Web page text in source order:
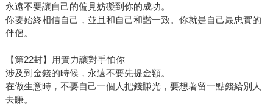
永遠不要讓自己的偏見妨礙到你的成功。
你要始終相信自己，並且和自己和諧一致。你就是自己最忠實的
伴侶。
【第22封】用實力讓對手怕你
涉及到金錢的時候，永遠不要先提金額。
在做生意時，不要自己一個人把錢賺光，要想著留一點錢給別人
去賺。